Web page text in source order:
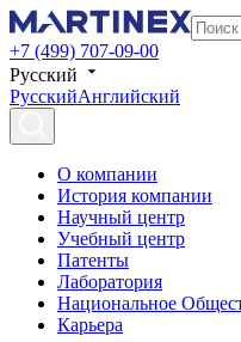
+7 (499) 707-09-00
Русский
РусскийАнглийский
О компании
История компании
Научный центр
Учебный центр
Патенты
Лаборатория
Национальное
Карьера